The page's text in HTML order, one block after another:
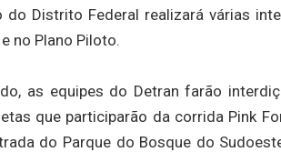
do Distrito Federal realizará várias
no Plano Piloto.
as equipes do Detran farão
que participarão da corrida Pink
do Parque do Bosque do